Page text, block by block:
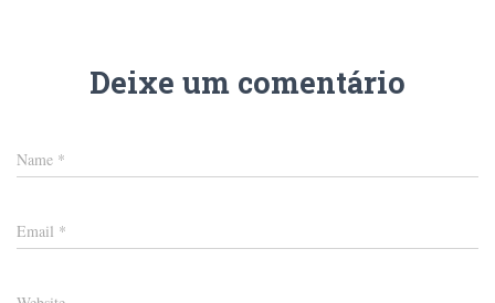
Deixe um comentário
Name *
Email *